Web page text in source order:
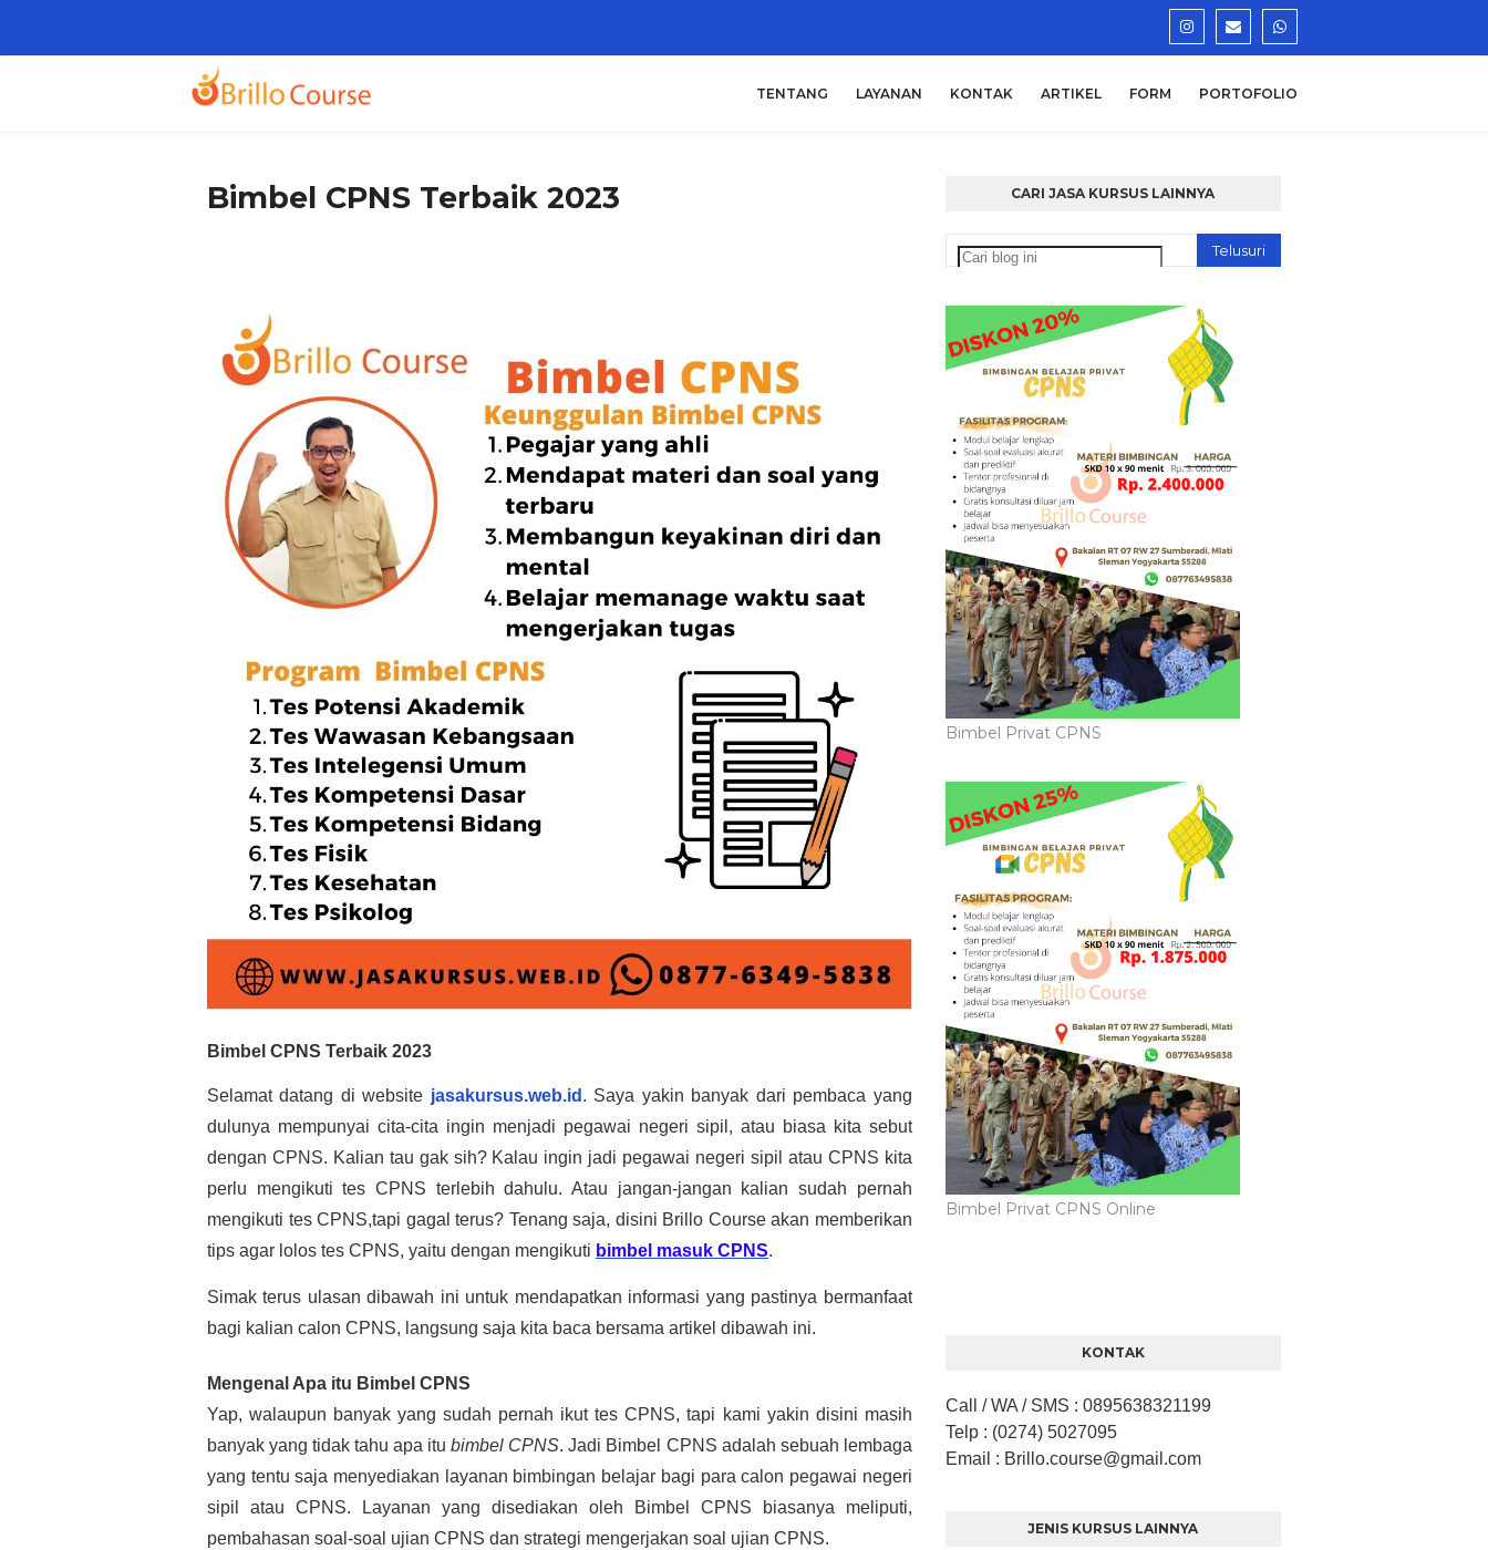
TENTANG LAYANAN KONTAK ARTIKEL FORM PORTOFOLIO
Bimbel CPNS Terbaik 2023
Bimbel CPNS Terbaik 2023
Selamat datang di website jasakursus.web.id . Saya yakin banyak dari pembaca yang
dulunya mempunyai cita-cita ingin menjadi pegawai negeri sipil, atau biasa kita sebut
dengan CPNS. Kalian tau gak sih? Kalau ingin jadi pegawai negeri sipil atau CPNS kita
perlu mengikuti tes CPNS terlebih dahulu. Atau jangan-jangan kalian sudah pernah
mengikuti tes CPNS,tapi gagal terus? Tenang saja, disini Brillo Course akan memberikan
tips agar lolos tes CPNS, yaitu dengan mengikuti bimbel masuk CPNS.
Simak terus ulasan dibawah ini untuk mendapatkan informasi yang pastinya bermanfaat
bagi kalian calon CPNS, langsung saja kita baca bersama artikel dibawah ini.
Mengenal Apa itu Bimbel CPNS
Yap, walaupun banyak yang sudah pernah ikut tes CPNS, tapi kami yakin disini masih
banyak yang tidak tahu apa itu bimbel CPNS. Jadi Bimbel CPNS adalah sebuah lembaga
yang tentu saja menyediakan layanan bimbingan belajar bagi para calon pegawai negeri
sipil atau CPNS. Layanan yang disediakan oleh Bimbel CPNS biasanya meliputi,
pembahasan soal-soal ujian CPNS dan strategi mengerjakan soal ujian CPNS.
CARI JASA KURSUS LAINNYA
Bimbel Privat CPNS
Bimbel Privat CPNS Online
KONTAK
Call / WA / SMS : 0895638321199
Telp : (0274) 5027095
Email : Brillo.course@gmail.com
JENIS KURSUS LAINNYA